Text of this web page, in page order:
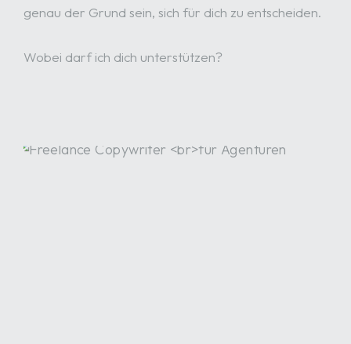
genau der Grund sein, sich für dich zu entscheiden.
Wobei darf ich dich unterstützen?